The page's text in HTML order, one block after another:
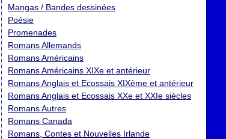
Mangas / Bandes dessinées
Poésie
Promenades
Romans Allemands
Romans Américains
Romans Américains XIXe et antérieur
Romans Anglais et Ecossais XIXème et antérieur
Romans Anglais et Ecossais XXe et XXIe siècles
Romans Autres
Romans Canada
Romans, Contes et Nouvelles Irlande